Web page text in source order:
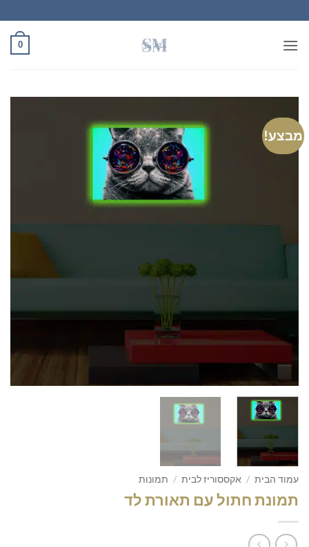
to
content
0
מבצע!
עמוד הבית / אקססוריז לבית / תמונות
תמונת חתול עם תאורת לד